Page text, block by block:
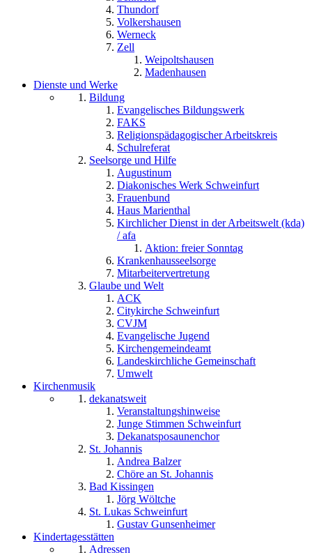
Thundorf
Volkershausen
Werneck
Zell
Weipoltshausen
Madenhausen
Dienste und Werke
Bildung
Evangelisches Bildungswerk
FAKS
Religionspädagogischer Arbeitskreis
Schulreferat
Seelsorge und Hilfe
Augustinum
Diakonisches Werk Schweinfurt
Frauenbund
Haus Marienthal
Kirchlicher Dienst in der Arbeitswelt (kda)
/ afa
Aktion: freier Sonntag
Krankenhausseelsorge
Mitarbeitervertretung
Glaube und Welt
ACK
Citykirche Schweinfurt
CVJM
Evangelische Jugend
Kirchengemeindeamt
Landeskirchliche Gemeinschaft
Umwelt
Kirchenmusik
dekanatsweit
Veranstaltungshinweise
Junge Stimmen Schweinfurt
Dekanatsposaunenchor
St. Johannis
Andrea Balzer
Chöre an St. Johannis
Bad Kissingen
Jörg Wöltche
St. Lukas Schweinfurt
Gustav Gunsenheimer
Kindertagesstätten
Adressen